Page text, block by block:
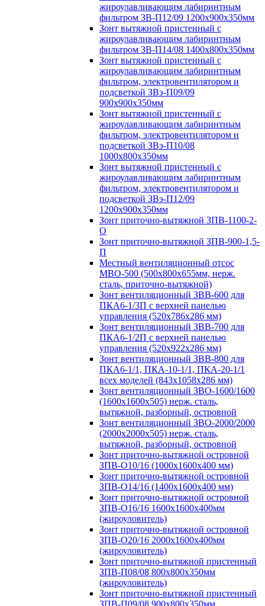
жироулавливающим лабиринтным
фильтром ЗВ-П12/09 1200х900х350мм
Зонт вытяжной пристенный с
жироулавливающим лабиринтным
фильтром ЗВ-П14/08 1400х800х350мм
Зонт вытяжной пристенный с
жироулавливающим лабиринтным
фильтром, электровентилятором и
подсветкой ЗВэ-П09/09
900х900х350мм
Зонт вытяжной пристенный с
жироулавливающим лабиринтным
фильтром, электровентилятором и
подсветкой ЗВэ-П10/08
1000х800х350мм
Зонт вытяжной пристенный с
жироулавливающим лабиринтным
фильтром, электровентилятором и
подсветкой ЗВэ-П12/09
1200х900х350мм
Зонт приточно-вытяжной ЗПВ-1100-2-
О
Зонт приточно-вытяжной ЗПВ-900-1,5-
П
Местный вентиляционный отсос
МВО-500 (500х800х655мм, нерж.
сталь, приточно-вытяжной)
Зонт вентиляционный ЗВВ-600 для
ПКА6-1/3П с верхней панелью
управления (520х786х286 мм)
Зонт вентиляционный ЗВВ-700 для
ПКА6-1/2П с верхней панелью
управления (520х922х286 мм)
Зонт вентиляционный ЗВВ-800 для
ПКА6-1/1, ПКА-10-1/1, ПКА-20-1/1
всех моделей (843х1058х286 мм)
Зонт вентиляционный ЗВО-1600/1600
(1600х1600х505) нерж. сталь,
вытяжной, разборный, островной
Зонт вентиляционный ЗВО-2000/2000
(2000х2000х505) нерж. сталь,
вытяжной, разборный, островной
Зонт приточно-вытяжной островной
ЗПВ-О10/16 (1000х1600х400 мм)
Зонт приточно-вытяжной островной
ЗПВ-О14/16 (1400х1600х400 мм)
Зонт приточно-вытяжной островной
ЗПВ-О16/16 1600х1600х400мм
(жироуловитель)
Зонт приточно-вытяжной островной
ЗПВ-О20/16 2000х1600х400мм
(жироуловитель)
Зонт приточно-вытяжной пристенный
ЗПВ-П08/08 800х800х350мм
(жироуловитель)
Зонт приточно-вытяжной пристенный
ЗПВ-П09/08 900х800х350мм